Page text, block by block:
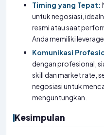
Timing yang Tepat:
untuk negosiasi,
resmi atau saat
Anda memiliki
Komunikasi
dengan profesional,
skill dan market rate,
negosiasi untuk
menguntungkan.
Kesimpulan